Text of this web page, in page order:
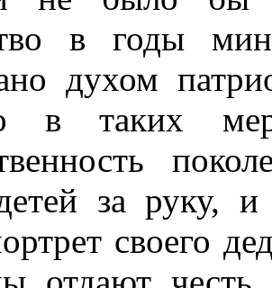
в годы
духом
в таких
за руку,
своего